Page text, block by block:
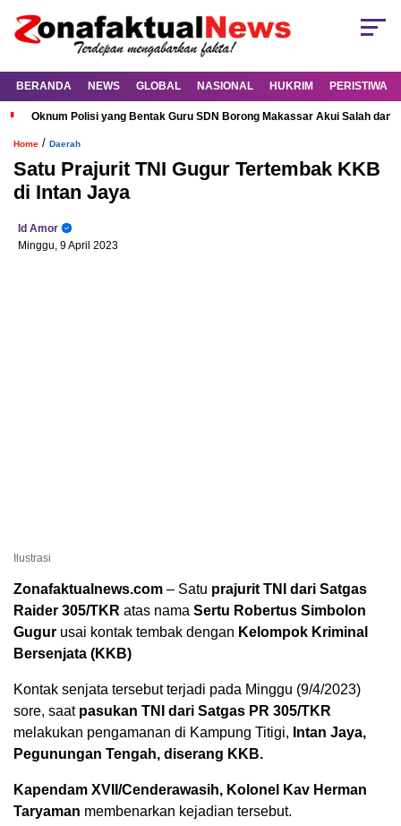
BERANDA NEWS GLOBAL NASIONAL HUKRIM PERISTIWA
Oknum Polisi yang Bentak Guru SDN Borong Makassar Akui Salah dan
Home / Daerah
Satu Prajurit TNI Gugur Tertembak KKB
di Intan Jaya
Id Amor
Minggu, 9 April 2023
Ilustrasi
Zonafaktualnews.com – Satu prajurit TNI dari Satgas
Raider 305/TKR atas nama Sertu Robertus Simbolon
Gugur usai kontak tembak dengan Kelompok Kriminal
Bersenjata (KKB)
Kontak senjata tersebut terjadi pada Minggu (9/4/2023)
sore, saat pasukan TNI dari Satgas PR 305/TKR
melakukan pengamanan di Kampung Titigi, Intan Jaya,
Pegunungan Tengah, diserang KKB.
Kapendam XVII/Cenderawasih, Kolonel Kav Herman
Taryaman membenarkan kejadian tersebut.